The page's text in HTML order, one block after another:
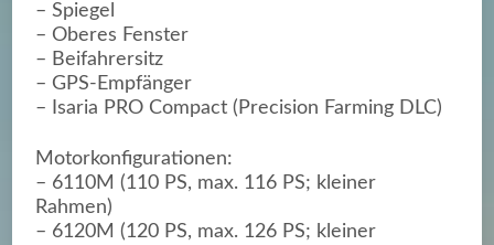
– Spiegel
– Oberes Fenster
– Beifahrersitz
– GPS-Empfänger
– Isaria PRO Compact (Precision Farming DLC)
Motorkonfigurationen:
– 6110M (110 PS, max. 116 PS; kleiner
Rahmen)
– 6120M (120 PS, max. 126 PS; kleiner